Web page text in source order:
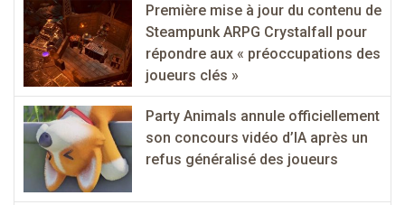
Première mise à jour du contenu de
Steampunk ARPG Crystalfall pour
répondre aux « préoccupations des
joueurs clés »
Party Animals annule officiellement
son concours vidéo d’IA après un
refus généralisé des joueurs